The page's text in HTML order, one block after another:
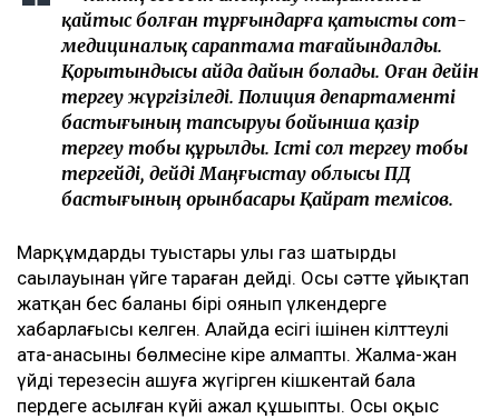
қайтыс болған тұрғындарға қатысты сот-
медициналық сараптама тағайындалды.
Қорытындысы айда дайын болады. Оған дейін
тергеу жүргізіледі. Полиция департаменті
бастығының тапсыруы бойынша қазір
тергеу тобы құрылды. Істі сол тергеу тобы
тергейді, дейді Маңғыстау облысы ПД
бастығының орынбасары Қайрат Өтемісов.
Марқұмдардың туыстары улы газ шатырдың
саңылауынан үйге тараған дейді. Осы сәтте ұйықтап
жатқан бес баланың бірі оянып үлкендерге
хабарлағысы келген. Алайда есігі ішінен кілттеулі
ата-анасының бөлмесіне кіре алмапты. Жалма-жан
үйдің терезесін ашуға жүгірген кішкентай бала
пердеге асылған күйі ажал құшыпты. Осы оқыс